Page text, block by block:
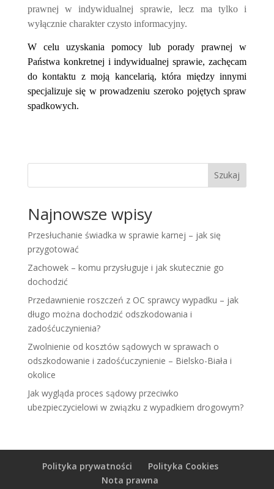
prawnej w indywidualnej sprawie, lecz ma tylko i
wyłącznie charakter czysto informacyjny.
W celu uzyskania pomocy lub porady prawnej w
Państwa konkretnej i indywidualnej sprawie, zachęcam
do kontaktu z moją kancelarią, która między innymi
specjalizuje się w prowadzeniu szeroko pojętych spraw
spadkowych.
Szukaj
Najnowsze wpisy
Przesłuchanie świadka w sprawie karnej – jak się
przygotować
Zachowek – komu przysługuje i jak skutecznie go
dochodzić
Przedawnienie roszczeń z OC sprawcy wypadku – jak
długo można dochodzić odszkodowania i
zadośćuczynienia?
Zwolnienie od kosztów sądowych w sprawach o
odszkodowanie i zadośćuczynienie – Bielsko-Biała i
okolice
Jak wygląda proces sądowy przeciwko
ubezpieczycielowi w związku z wypadkiem drogowym?
Polityka prywatności
Polityka Cookies
Nota prawna